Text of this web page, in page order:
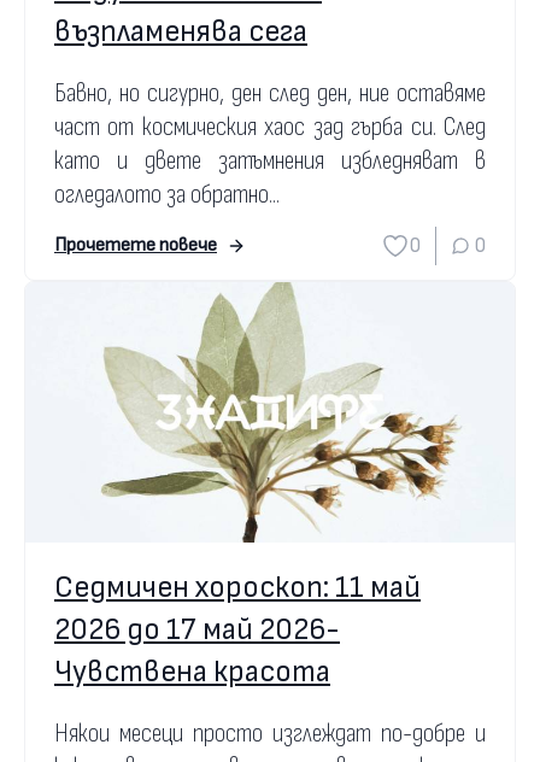
възпламенява сега
Бавно, но сигурно, ден след ден, ние оставяме
част от космическия хаос зад гърба си. След
като и двете затъмнения избледняват в
огледалото за обратно...
Прочетете повече 0 0
Седмичен хороскоп: 11 май
2026 до 17 май 2026-
Чувствена красота
Някои месеци просто изглеждат по-добре и